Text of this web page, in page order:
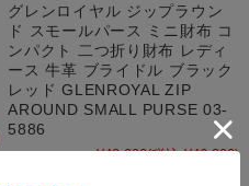
グレンロイヤル ジップラウン
ド スモールパース ミニ財布 コ
ンパクト 二つ折り財布 レディ
ース 牛革 ブライドル ブラック
レッド GLENROYAL ZIP
AROUND SMALL PURSE 03-
5886
¥42,000(税込 ¥46,200)